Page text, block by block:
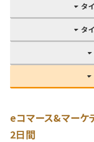
タ
タ
eコマース&マーケ
2日間